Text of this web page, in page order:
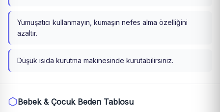
Yumuşatıcı kullanmayın, kumaşın nefes alma özelliğini
azaltır.
Düşük ısıda kurutma makinesinde kurutabilirsiniz.
Bebek & Çocuk Beden Tablosu